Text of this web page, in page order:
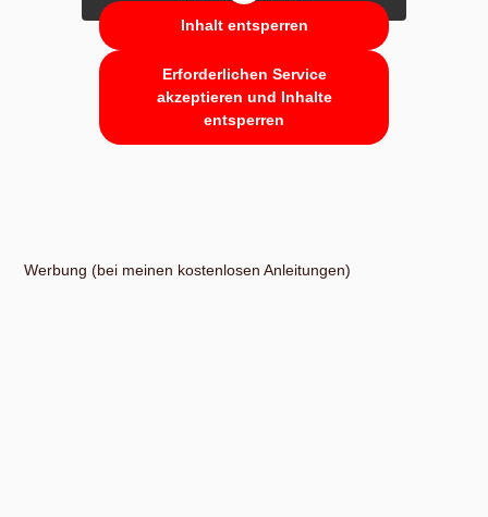
Inhalt entsperren
Erforderlichen Service
akzeptieren und Inhalte
entsperren
Werbung (bei meinen kostenlosen Anleitungen)